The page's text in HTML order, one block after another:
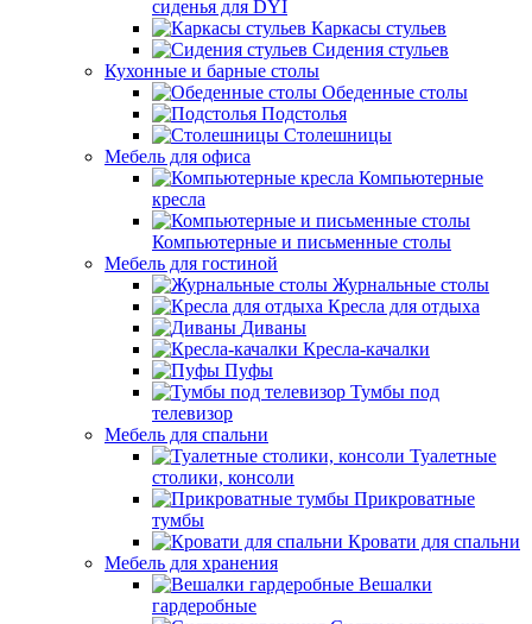
сиденья для DYI
Каркасы стульев
Сидения стульев
Кухонные и барные столы
Обеденные столы
Подстолья
Столешницы
Мебель для офиса
Компьютерные
кресла
Компьютерные и письменные столы
Мебель для гостиной
Журнальные столы
Кресла для отдыха
Диваны
Кресла-качалки
Пуфы
Тумбы под
телевизор
Мебель для спальни
Туалетные
столики, консоли
Прикроватные
тумбы
Кровати для спальни
Мебель для хранения
Вешалки
гардеробные